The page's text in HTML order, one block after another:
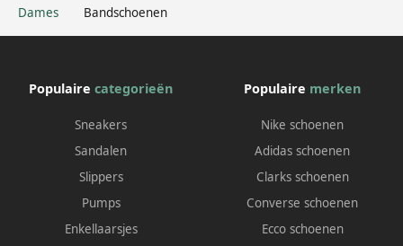
Dames Bandschoenen
Populaire categorieën
Sneakers
Sandalen
Slippers
Pumps
Enkellaarsjes
Populaire merken
Nike schoenen
Adidas schoenen
Clarks schoenen
Converse schoenen
Ecco schoenen